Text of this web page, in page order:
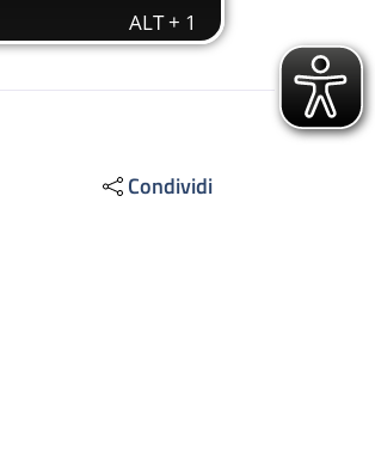
Condividi